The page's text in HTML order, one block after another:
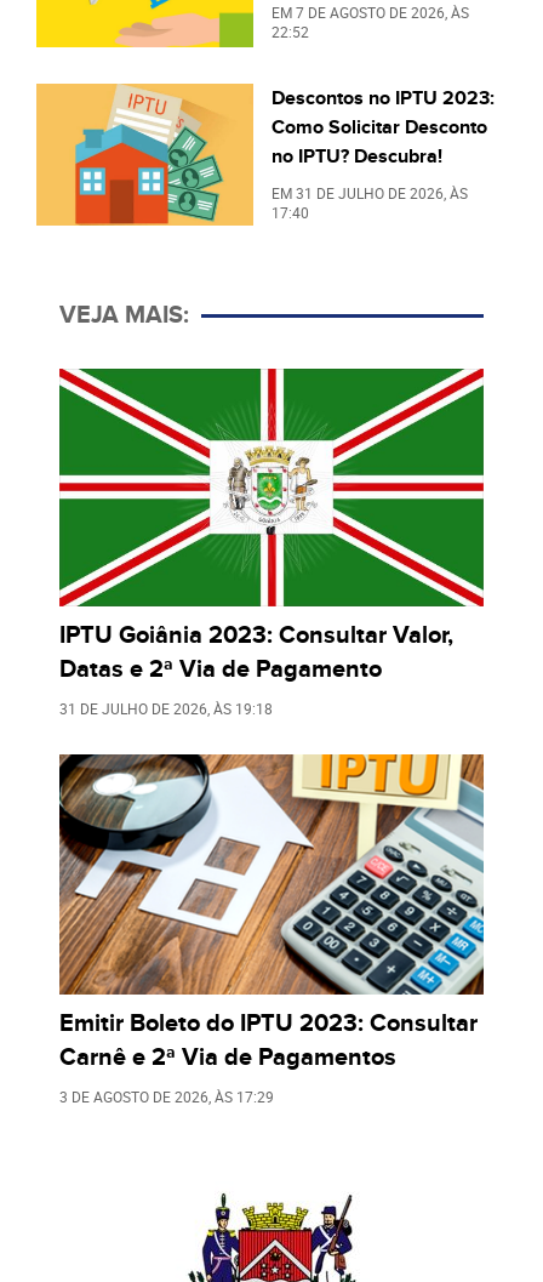
EM7 DE AGOSTO DE 2026 , ÀS
22:52
Descontos no IPTU 2023:
Como Solicitar Desconto
no IPTU? Descubra!
EM31 DE JULHO DE 2026, ÀS
17:40
VEJA MAIS:
IPTU Goiânia 2023: Consultar Valor,
Datas e 2ª Via de Pagamento
31 DE JULHO DE 2026 , ÀS 19:18
Emitir Boleto do IPTU 2023: Consultar
Carnê e 2ª Via de Pagamentos
3 DE AGOSTO DE 2026 , ÀS 17:29